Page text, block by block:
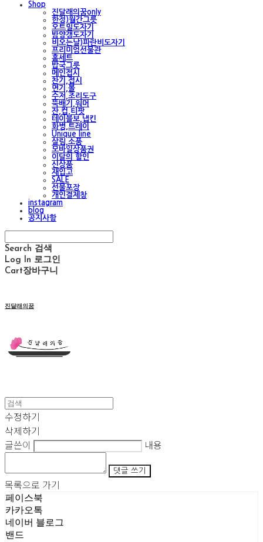
Shop
진달래의꿈only
한정)월간그릇
오트밀도자기
밤양갱도자기
비오는날)파란비도자기
프리미엄선물관
홈세트
밥국그릇
메인접시
찬기,접시
면기,볼
수저,조리도구
뚝배기,워머
잔,컵,티팟
테이블보,냅킨
화병,트레이
Unique line
살림,소품
모바일상품권
이달의 할인
신상품
재입고
SALE
선물포장
개인결제창
instagram
blog
공지사항
Search 검색
Log In 로그인
Cart장바구니
진달래의꿈
수정하기
삭제하기
글쓴이
내용
댓글 쓰기
목록으로 가기
페이스북
카카오톡
네이버 블로그
밴드